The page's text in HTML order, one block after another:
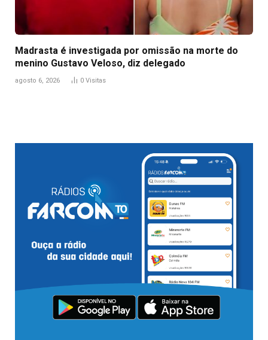
Madrasta é investigada por omissão na morte do
menino Gustavo Veloso, diz delegado
agosto 6, 2026 0 Visitas